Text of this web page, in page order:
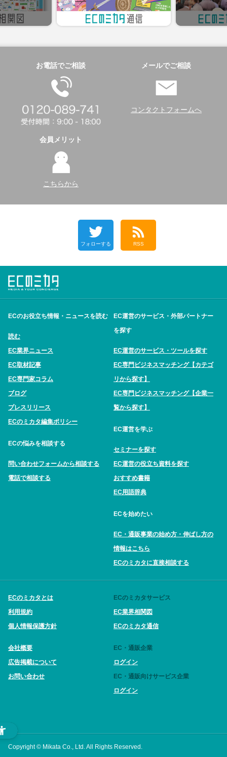
お電話でご相談 メールでご相談
コンタクトフォームへ
会員メリット
こちらから
フォローする RSS
ECのお役立ち情報・ニュースを読む
読む
EC業界ニュース
EC取材記事
EC専門家コラム
ブログ
プレスリリース
ECのミカタ編集ポリシー
ECの悩みを相談する
問い合わせフォームから相談する
電話で相談する
EC運営のサービス・外部パートナー
を探す
EC運営のサービス・ツールを探す
EC専門ビジネスマッチング【カテゴ
リから探す】
EC専門ビジネスマッチング【企業一
覧から探す】
EC運営を学ぶ
セミナーを探す
EC運営の役立ち資料を探す
おすすめ書籍
EC用語辞典
ECを始めたい
EC・通販事業の始め方・伸ばし方の
情報はこちら
ECのミカタに直接相談する
ECのミカタとは
利用規約
個人情報保護方針
会社概要
広告掲載について
お問い合わせ
ECのミカタサービス
EC業界相関図
ECのミカタ通信
EC・通販企業
ログイン
EC・通販向けサービス企業
ログイン
Copyright © Mikata Co., Ltd. All Rights Reserved.